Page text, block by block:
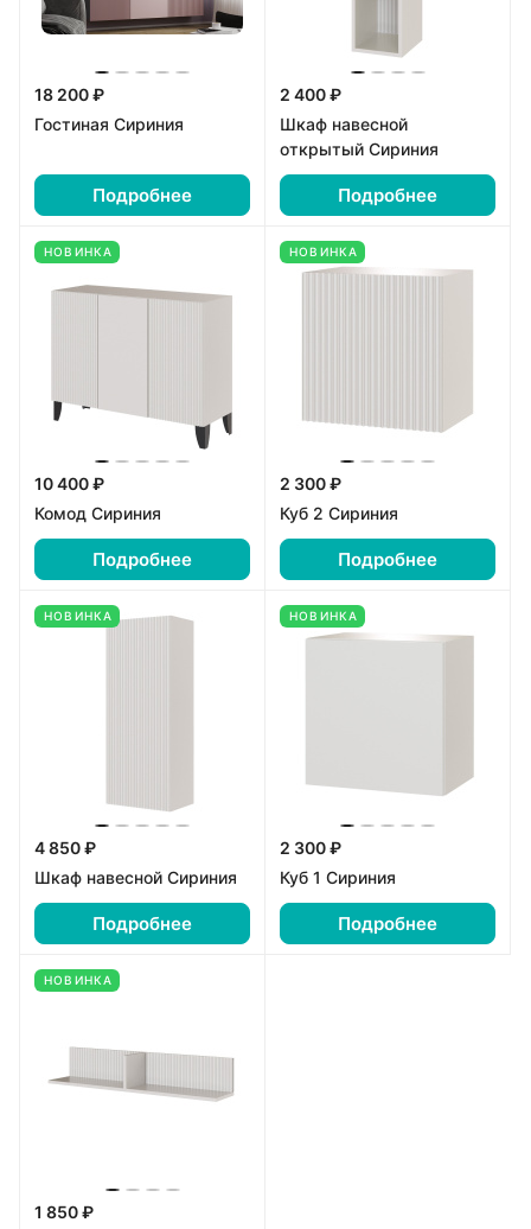
18 200 ₽
Гостиная Сириния
Подробнее
2 400 ₽
Шкаф навесной
открытый Сириния
Подробнее
НОВИНКА
10 400 ₽
Комод Сириния
Подробнее
НОВИНКА
2 300 ₽
Куб 2 Сириния
Подробнее
НОВИНКА
4 850 ₽
Шкаф навесной Сириния
Подробнее
НОВИНКА
2 300 ₽
Куб 1 Сириния
Подробнее
НОВИНКА
1 850 ₽